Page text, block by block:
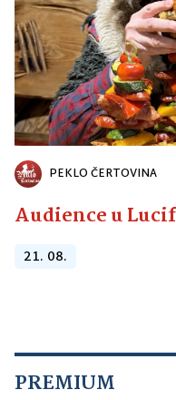
PEKLO ČERTOVINA
Audience u
21. 08.
PREMIUM